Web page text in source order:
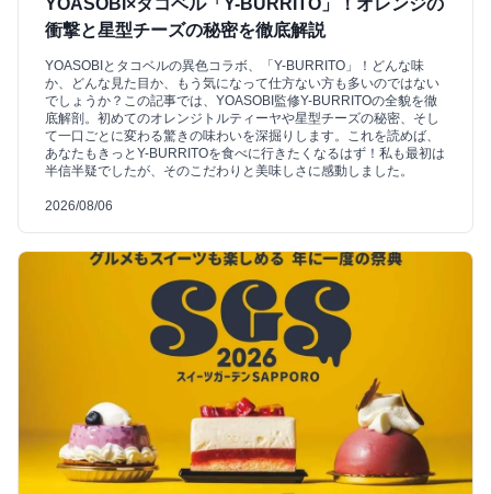
衝撃と星型チーズの秘密を徹底解説
YOASOBIとタコベルの異色コラボ、「Y-BURRITO」！どんな味
か、どんな見た目か、もう気になって仕方ない方も多いのではない
でしょうか？この記事では、YOASOBI監修Y-BURRITOの全貌を徹
底解剖。初めてのオレンジトルティーヤや星型チーズの秘密、そし
て一口ごとに変わる驚きの味わいを深掘りします。これを読めば、
あなたもきっとY-BURRITOを食べに行きたくなるはず！私も最初は
半信半疑でしたが、そのこだわりと美味しさに感動しました。
2026/08/06